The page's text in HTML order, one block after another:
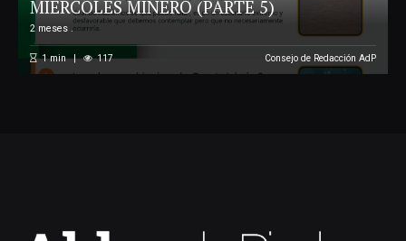
MIÉRCOLES MINERO (PARTE 5)
2 meses .
1min 117 Consejo de Redacción AdP